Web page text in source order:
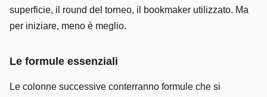
superficie, il round del torneo, il bookmaker utilizzato. Ma
per iniziare, meno è meglio.
Le formule essenziali
Le colonne successive conterranno formule che si